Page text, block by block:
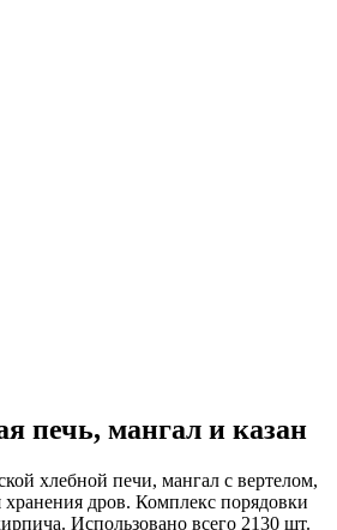
печь, мангал и казан
хлебной печи, мангал с вертелом,
хранения дров. Комплекс порядовки
Использовано всего 2130 шт.